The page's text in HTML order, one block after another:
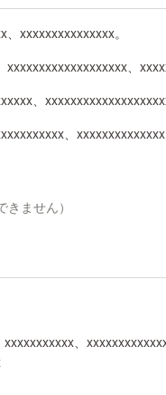
xxxxxxxxxxxxxxx。
、
、
、
ません）
、